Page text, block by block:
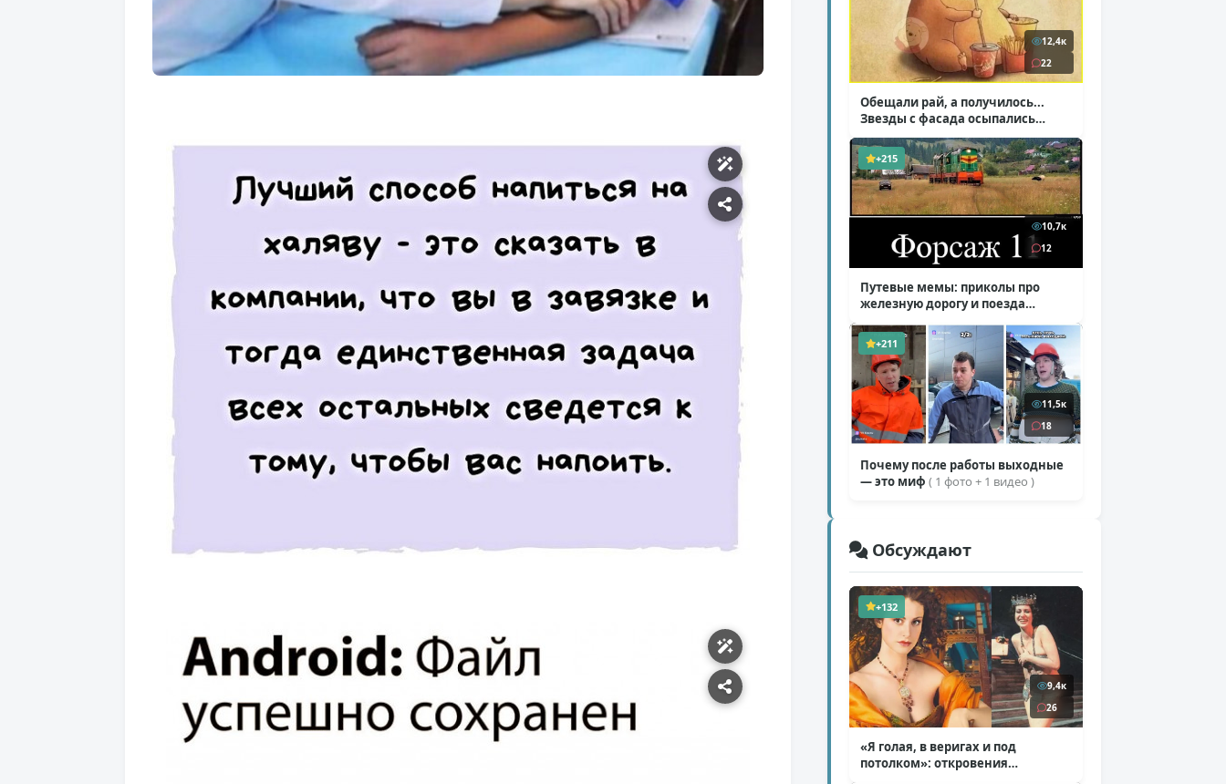
12,4к
22
Обещали рай, а получилось...
Звезды с фасада осыпались
( 14 фото )
+215
10,7к
12
Путевые мемы: приколы про
железную дорогу и поезда
+211
11,5к
18
Почему после работы выходные
— это миф ( 1 фото + 1 видео )
Обсуждают
+132
9,4к
26
«Я голая, в веригах и под
потолком»: откровения